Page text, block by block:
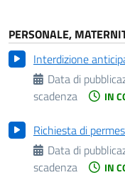
PERSONALE,
Interdizione
Data di
scadenza
IN
Richiesta di
Data di
scadenza
IN